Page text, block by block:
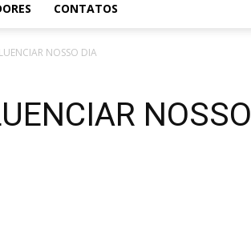
CONTATOS
NOSSO DIA
NOSSO